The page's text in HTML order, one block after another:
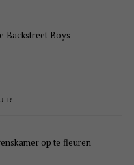
Backstreet Boys
op te fleuren